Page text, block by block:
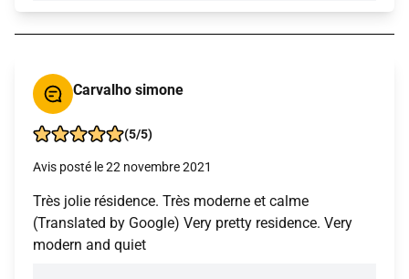
Carvalho simone
(5/5)
Avis posté le 22 novembre 2021
Très jolie résidence. Très moderne et calme
(Translated by Google) Very pretty residence. Very
modern and quiet